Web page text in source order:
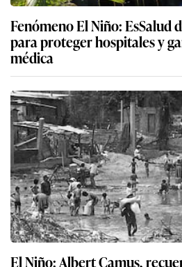
Fenómeno El Niño: EsSalud
para proteger hospitales y
médica
El Niño: Albert Camus,